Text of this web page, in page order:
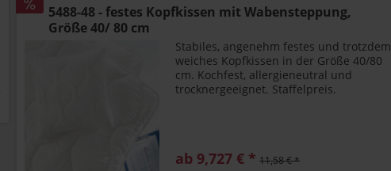
5488-48 - festes Kopfkissen mit Wabensteppung,
Größe 40/ 80 cm
Stabiles, angenehm festes und trotzdem
weiches Kopfkissen in der Größe 40/80
cm. Kochfest, allergieneutral und
trocknergeeignet. Staffelpreis.
ab 9,727 € * 11,58 € *